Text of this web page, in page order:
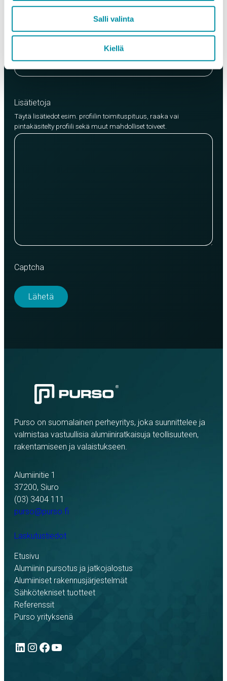
Salli valinta
Kiellä
Laatu
EN AW-6063 (min. 250kg)
EN AW-6082 (min. 500kg)
Lisää tuote
Lisätietoja
Täytä lisätiedot esim. profiilin toimituspituus, raaka vai
pintakäsitelty profiili sekä muut mahdolliset toiveet.
Captcha
Purso on suomalainen perheyritys, joka suunnittelee ja
valmistaa vastuullisia alumiiniratkaisuja teollisuuteen,
rakentamiseen ja valaistukseen.
Alumiinitie 1
37200, Siuro
(03) 3404 111
purso@purso.fi
Laskutustiedot
Etusivu
Alumiinin pursotus ja jatkojalostus
Alumiiniset rakennusjärjestelmät
Sähkötekniset tuotteet
Referenssit
Purso yrityksenä
LinkedIn
Instagram
Facebook
YouTube